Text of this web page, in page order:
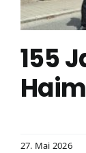
155
27. Mai 2026